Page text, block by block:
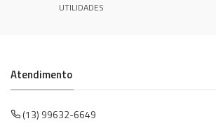
UTILIDADES
Atendimento
(13) 99632-6649